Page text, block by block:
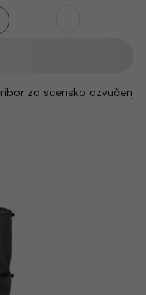
za scensko ozvučenje